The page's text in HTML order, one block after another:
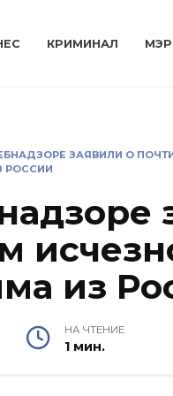
КРИМИНАЛ
ЗАЯВИЛИ О
РОССИИ
из
НА ЧТЕНИЕ
1 мин.